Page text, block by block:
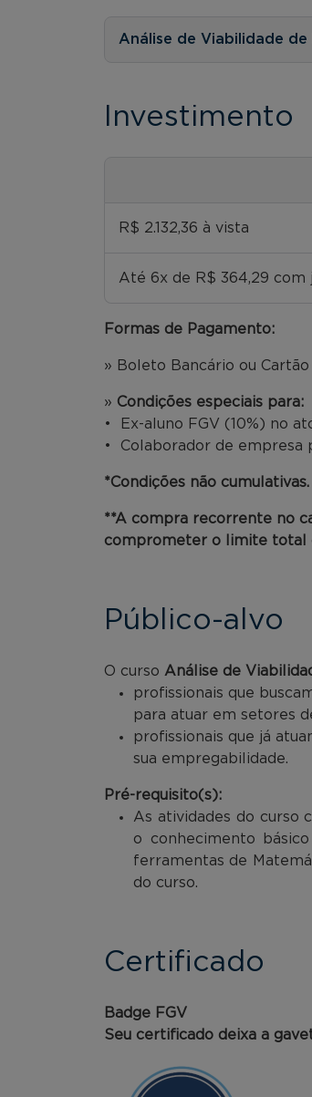
Análise de Viabilidade de
Investimento
R$ 2.132,36 à vista
Até 6x de R$ 364,29 com
Formas de Pagamento:
» Boleto Bancário ou
» Condições especiais para:
• Ex-aluno FGV (10%) no
• Colaborador de empresa
*Condições não cumulativas.
**A compra recorrente no
comprometer o limite total
Público-alvo
O curso Análise de
profissionais que
para atuar em setores
profissionais que já
sua empregabilidade.
Pré-requisito(s):
As atividades do curso
o conhecimento
ferramentas de
do curso.
Certificado
Badge FGV
Seu certificado deixa a